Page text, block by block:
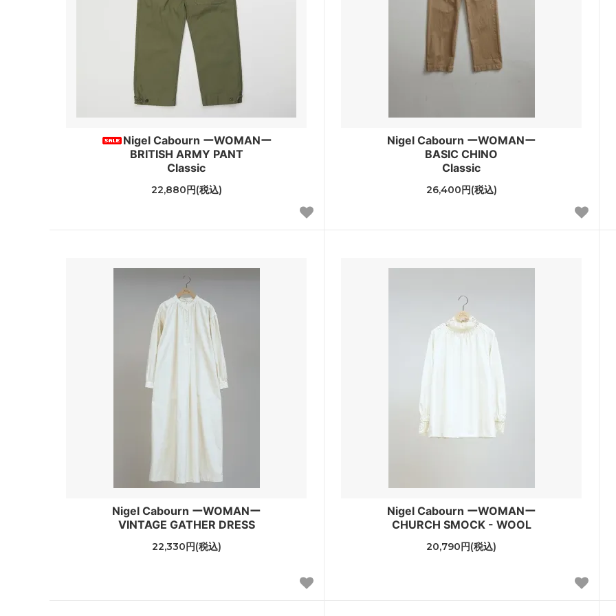
Nigel Cabourn ーWOMANー
BRITISH ARMY PANT
Classic
22,880円(税込)
Nigel Cabourn ーWOMANー
BASIC CHINO
Classic
26,400円(税込)
Nigel Cabourn ーWOMANー
VINTAGE GATHER DRESS
22,330円(税込)
Nigel Cabourn ーWOMANー
CHURCH SMOCK - WOOL
20,790円(税込)